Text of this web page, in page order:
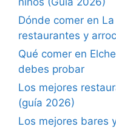
Dónde comer en
restaurantes y
Qué comer en
debes probar
Los mejores
(guía 2026)
Los mejores bares